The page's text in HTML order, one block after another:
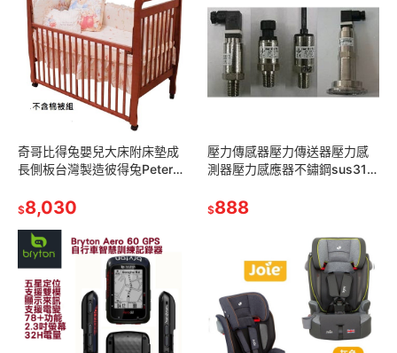
奇哥比得兔嬰兒大床附床墊成
長側板台灣製造彼得兔Peter
兒床
$8,030
壓力傳感器壓力傳送器壓力感
測器壓力感應器不鏽鋼sus316
Sensor
$888